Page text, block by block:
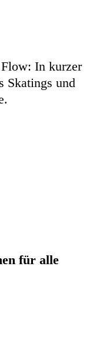
In kurzer
Skatings und
für alle